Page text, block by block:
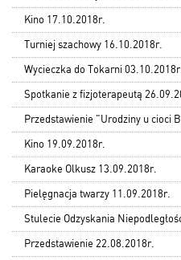
Kino 17.10.2018r.
Turniej szachowy 16.10.2018r.
Wycieczka do Tokarni
Spotkanie z fizjoterapeutą
Przedstawienie "Urodziny u cioci
Kino 19.09.2018r.
Karaoke Olkusz 13.09.2018r.
Pielęgnacja twarzy 11.09.2018r.
Stulecie Odzyskania
Przedstawienie 22.08.2018r.